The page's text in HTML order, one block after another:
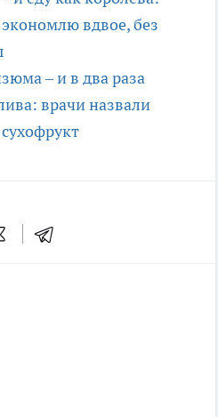
вдвое, без
– и в два раза
врачи назвали